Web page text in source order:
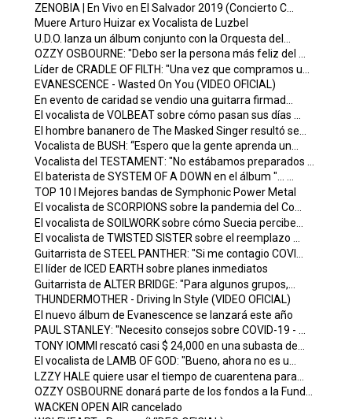
ZENOBIA | En Vivo en El Salvador 2019 (Concierto C...
Muere Arturo Huizar ex Vocalista de Luzbel
U.D.O. lanza un álbum conjunto con la Orquesta del...
OZZY OSBOURNE: "Debo ser la persona más feliz del ...
Líder de CRADLE OF FILTH: "Una vez que compramos u...
EVANESCENCE - Wasted On You (VIDEO OFICIAL)
En evento de caridad se vendio una guitarra firmad...
El vocalista de VOLBEAT sobre cómo pasan sus días ...
El hombre bananero de The Masked Singer resultó se...
Vocalista de BUSH: “Espero que la gente aprenda un...
Vocalista del TESTAMENT: "No estábamos preparados ...
El baterista de SYSTEM OF A DOWN en el álbum "... ...
TOP 10 I Mejores bandas de Symphonic Power Metal
El vocalista de SCORPIONS sobre la pandemia del Co...
El vocalista de SOILWORK sobre cómo Suecia percibe...
El vocalista de TWISTED SISTER sobre el reemplazo ...
Guitarrista de STEEL PANTHER: "Si me contagio COVI...
El líder de ICED EARTH sobre planes inmediatos
Guitarrista de ALTER BRIDGE: "Para algunos grupos,...
THUNDERMOTHER - Driving In Style (VIDEO OFICIAL)
El nuevo álbum de Evanescence se lanzará este año
PAUL STANLEY: "Necesito consejos sobre COVID-19 - ...
TONY IOMMI rescató casi $ 24,000 en una subasta de...
El vocalista de LAMB OF GOD: "Bueno, ahora no es u...
LZZY HALE quiere usar el tiempo de cuarentena para...
OZZY OSBOURNE donará parte de los fondos a la Fund...
WACKEN OPEN AIR cancelado